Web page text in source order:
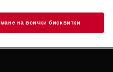
на всички бисквитки